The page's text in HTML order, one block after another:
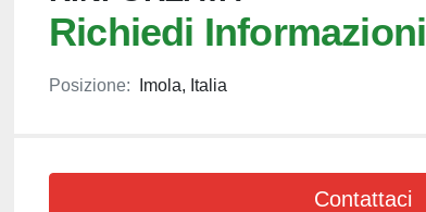
Richiedi Informazioni
Posizione: Imola, Italia
Contattaci